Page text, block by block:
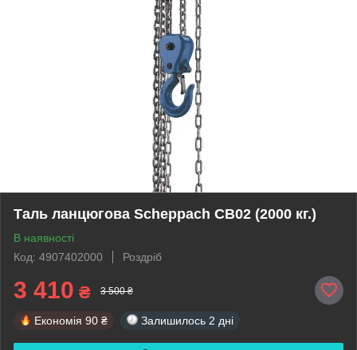
Таль ланцюгова Scheppach CB02 (2000 кг.)
В наявності
Код: 4907402000
Роздріб
3 410 ₴ 3 500 ₴
Економія 90 ₴ Залишилось 2 дні